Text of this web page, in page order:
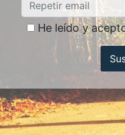
He leído y